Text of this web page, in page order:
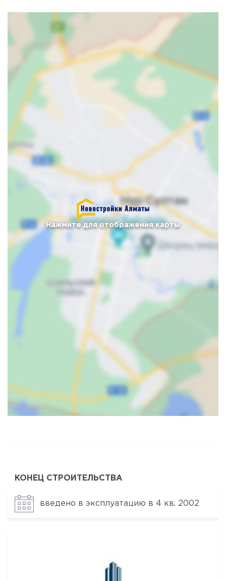
Нажмите для отображения карты
КОНЕЦ СТРОИТЕЛЬСТВА
введено в эксплуатацию в 4 кв. 2002